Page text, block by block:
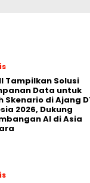
Tampilkan Solusi
Data untuk
Skenario di Ajang
2026, Dukung
AI di Asia